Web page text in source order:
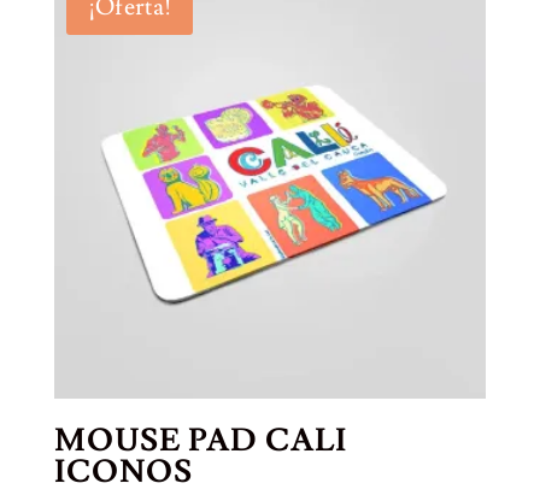
¡Oferta!
MOUSE PAD CALI
ICONOS